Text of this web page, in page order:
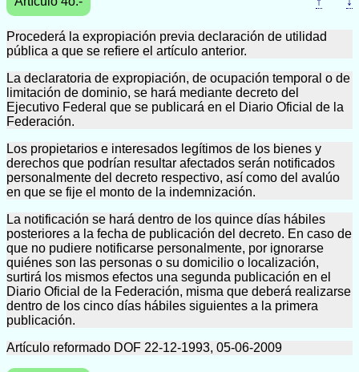
Procederá la expropiación previa declaración de utilidad
pública a que se refiere el artículo anterior.
La declaratoria de expropiación, de ocupación temporal o de
limitación de dominio, se hará mediante decreto del
Ejecutivo Federal que se publicará en el Diario Oficial de la
Federación.
Los propietarios e interesados legítimos de los bienes y
derechos que podrían resultar afectados serán notificados
personalmente del decreto respectivo, así como del avalúo
en que se fije el monto de la indemnización.
La notificación se hará dentro de los quince días hábiles
posteriores a la fecha de publicación del decreto. En caso de
que no pudiere notificarse personalmente, por ignorarse
quiénes son las personas o su domicilio o localización,
surtirá los mismos efectos una segunda publicación en el
Diario Oficial de la Federación, misma que deberá realizarse
dentro de los cinco días hábiles siguientes a la primera
publicación.
Artículo reformado DOF 22-12-1993, 05-06-2009